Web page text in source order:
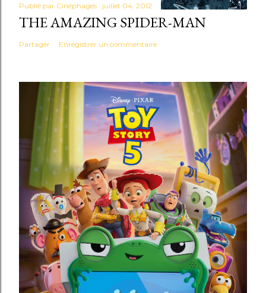
Publié par Cinéphages juillet 04, 2012
THE AMAZING SPIDER-MAN
Partager Enregistrer un commentaire